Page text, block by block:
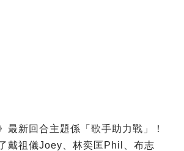
最新回合主題係「歌手助力戰」！
戴祖儀Joey、林奕匡Phil、布志